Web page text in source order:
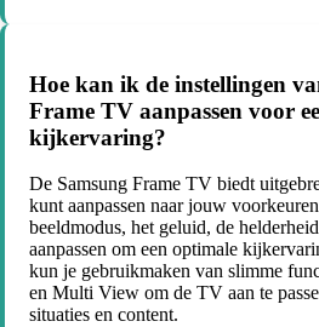
Hoe kan ik de instellingen
Frame TV aanpassen voor
kijkervaring?
De Samsung Frame TV biedt
kunt aanpassen naar jouw
beeldmodus, het geluid, de
aanpassen om een optimale
kun je gebruikmaken van slimme
en Multi View om de TV aan te
situaties en content.